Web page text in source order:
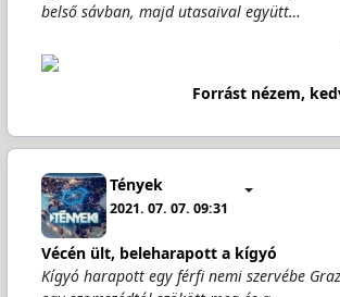
belső sávban, majd utasaival együtt…
Forrást nézem,
Tények
2021. 07. 07. 09:31
Vécén ült, beleharapott a kígyó
Kígyó harapott egy férfi nemi szervébe